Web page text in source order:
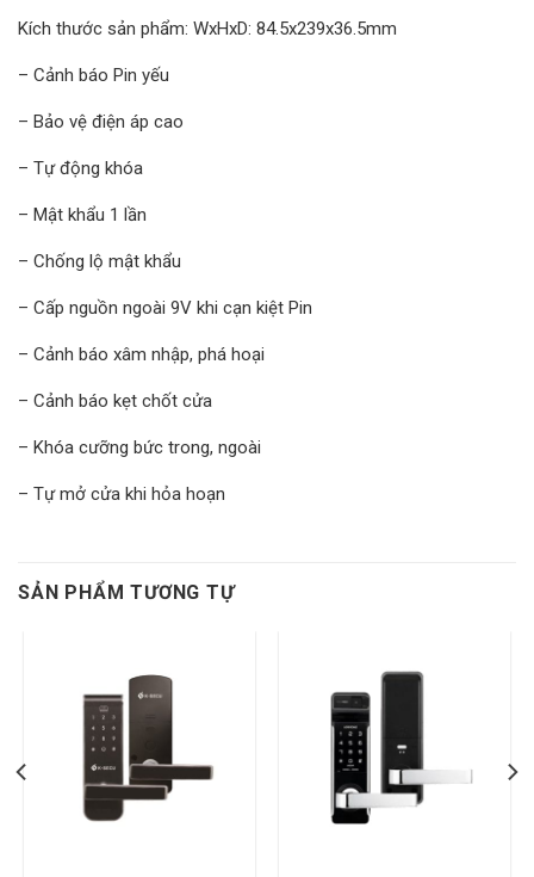
Kích thước sản phẩm: WxHxD: 84.5x239x36.5mm
– Cảnh báo Pin yếu
– Bảo vệ điện áp cao
– Tự động khóa
– Mật khẩu 1 lần
– Chống lộ mật khẩu
– Cấp nguồn ngoài 9V khi cạn kiệt Pin
– Cảnh báo xâm nhập, phá hoại
– Cảnh báo kẹt chốt cửa
– Khóa cưỡng bức trong, ngoài
– Tự mở cửa khi hỏa hoạn
SẢN PHẨM TƯƠNG TỰ